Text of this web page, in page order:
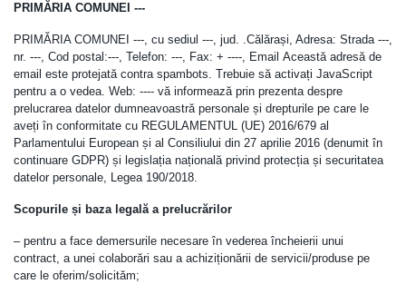
PRIMĂRIA COMUNEI ---
PRIMĂRIA COMUNEI ---, cu sediul ---, jud. .Călărași, Adresa: Strada ---,
nr. ---, Cod postal:---, Telefon: ---, Fax: + ----, Email Această adresă de
email este protejată contra spambots. Trebuie să activați JavaScript
pentru a o vedea. Web: ---- vă informează prin prezenta despre
prelucrarea datelor dumneavoastră personale și drepturile pe care le
aveți în conformitate cu REGULAMENTUL (UE) 2016/679 al
Parlamentului European și al Consiliului din 27 aprilie 2016 (denumit în
continuare GDPR) și legislația națională privind protecția și securitatea
datelor personale, Legea 190/2018.
Scopurile și baza legală a prelucrărilor
– pentru a face demersurile necesare în vederea încheierii unui
contract, a unei colaborări sau a achiziționării de servicii/produse pe
care le oferim/solicităm;